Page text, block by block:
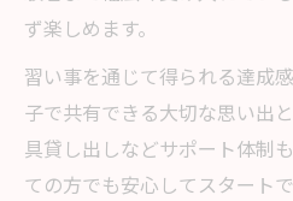
ず楽しめます。
習い事を通じて得られる達成
子で共有できる大切な思い出
具貸し出しなどサポート体制
ての方でも安心してスタートで